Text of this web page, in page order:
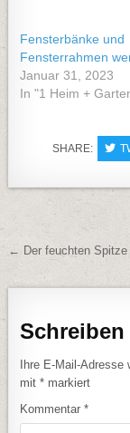
Fensterbänke und
Fensterrahmen
Januar 31, 2023
In "1 Heim +
SHARE:
← Der feuchten
Ihre E-Mail-
mit* markiert
Kommentar*